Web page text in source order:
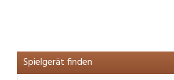
Spielgerät finden